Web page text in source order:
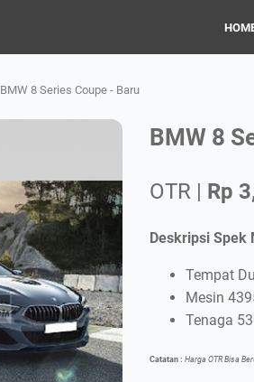
BMW 8 Series Coupe - Baru
BMW 8
OTR | Rp
Deskripsi Spek
Tempat
Mesin
Tenaga
Catatan : Harga OTR Bisa